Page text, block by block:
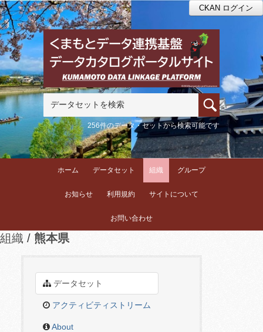
CKAN ログイン
256件のデータ・セットから検索可能です
ホーム データセット 組織 グループ
お知らせ 利用規約 サイトについて
お問い合わせ
組織 熊本県
データセット
アクティビティストリーム
About